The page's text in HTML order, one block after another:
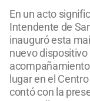
En un acto
Intendente de
inauguró esta
nuevo
lugar en el
contó con la